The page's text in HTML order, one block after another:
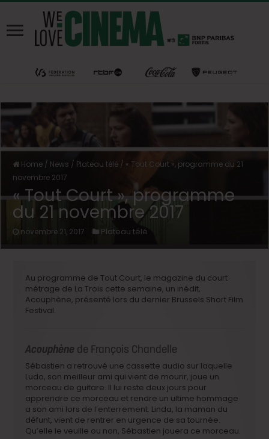
Home / News / Plateau télé / « Tout Court », programme du 21
novembre 2017
« Tout Court », programme
du 21 novembre 2017
novembre 21, 2017 Plateau télé
Au programme de Tout Court, le magazine du court
métrage de La Trois cette semaine, un inédit,
Acouphène, présenté lors du dernier Brussels Short Film
Festival.
Acouphène de François Chandelle
Sébastien a retrouvé une cassette audio sur laquelle
Ludo, son meilleur ami qui vient de mourir, joue un
morceau de guitare. Il lui reste deux jours pour
apprendre ce morceau et rendre un ultime hommage
a son ami lors de l’enterrement. Linda, la maman du
défunt, vient de rentrer en urgence de sa tournée.
Qu’elle le veuille ou non, Sébastien jouera ce morceau.